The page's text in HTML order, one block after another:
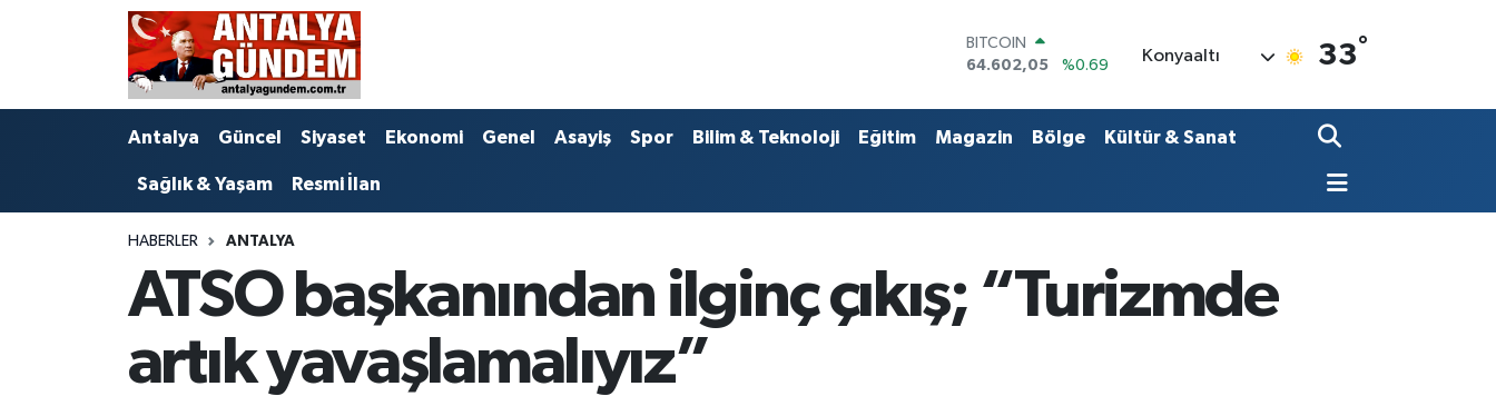
DOLAR
47,5986
%0.06
55,0700
%0.1
STERLİN
64.602,05
%0.69
Konyaaltı 33°
Antalya Güncel Siyaset Ekonomi Genel Asayiş Spor Bilim & Teknoloji Eğitim Magazin Bölge Kültür & Sanat
Sağlık & Yaşam Resmi İlan
HABERLER ANTALYA
ATSO başkanından ilginç çıkış; “Turizmde
artık yavaşlamalıyız”
Antalya
Bilim & Teknoloji
EĞİTİM
Ekonomi
Antalya Nöbetçi Eczaneler
Antalya Hava Durumu
Antalya Namaz Vakitleri
Süper Lig Puan Durumu ve Fikstür
Tüm Manşetler